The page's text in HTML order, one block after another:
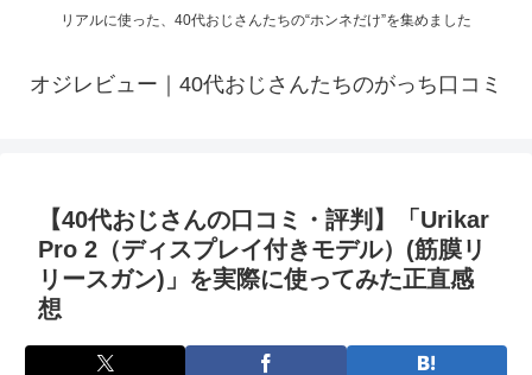
リアルに使った、40代おじさんたちの“ホンネだけ”を集めました
オジレビュー｜40代おじさんたちのがっち口コミ
【40代おじさんの口コミ・評判】「Urikar
Pro 2（ディスプレイ付きモデル）(筋膜リ
リースガン)」を実際に使ってみた正直感
想